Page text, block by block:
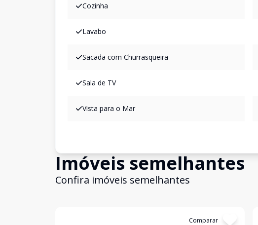
Cozinha
Lavabo
Sacada com Churrasqueira
Sala de TV
Vista para o Mar
Imóveis semelhantes
Confira imóveis semelhantes
Comparar